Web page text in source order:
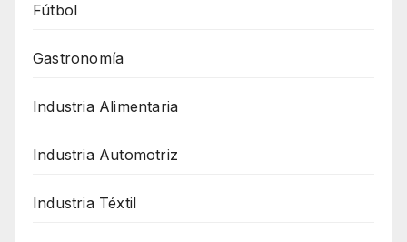
Fútbol
Gastronomía
Industria Alimentaria
Industria Automotriz
Industria Téxtil